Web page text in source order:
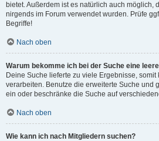
bietet. Außerdem ist es natürlich auch möglich,
nirgends im Forum verwendet wurden. Prüfe
Begriffe!
Nach oben
Warum bekomme ich bei der Suche eine
Deine Suche lieferte zu viele Ergebnisse,
verarbeiten. Benutze die erweiterte Suche und
ein oder beschränke die Suche auf
Nach oben
Wie kann ich nach Mitgliedern suchen?